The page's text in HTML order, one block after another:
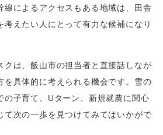
線によるアクセスもある地域は、田舎
考えたい人にとって有力な候補になり
クは、飯山市の担当者と直接話しなが
を具体的に考えられる機会です。雪の
の子育て、Uターン、新規就農に関心
て次の一歩を見つけてみてはいかがで